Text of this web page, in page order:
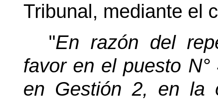
Tribunal, mediante el
"En razón del
favor en el puesto
en Gestión 2, en la